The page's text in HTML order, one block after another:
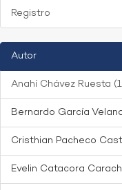
Registro
Autor
Anahí Chávez Ruesta
Bernardo García
Cristhian Pacheco
Evelin Catacora